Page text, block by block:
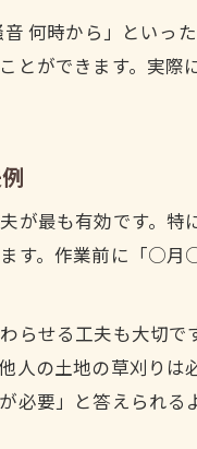
草刈りの所有権と
草刈りを勝手にす
何時から」といっ
とができます。実
が最も有効です。
す。作業前に「○
らせる工夫も大切
人の土地の草刈り
要」と答えられる